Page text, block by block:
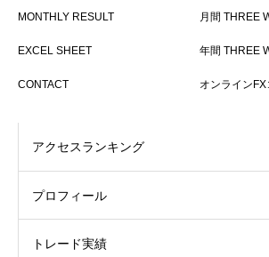
MONTHLY RESULT
EXCEL SHEET
CONTACT
月間 THREE
年間 THREE
オンライン
アクセスランキング
プロフィール
トレード実績